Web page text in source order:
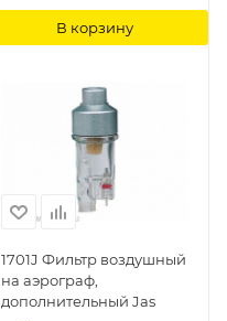
В корзину
1701J Фильтр воздушный
на аэрограф,
дополнительный Jas